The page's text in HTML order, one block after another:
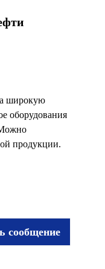
широкую
оборудования
продукции.
сообщение